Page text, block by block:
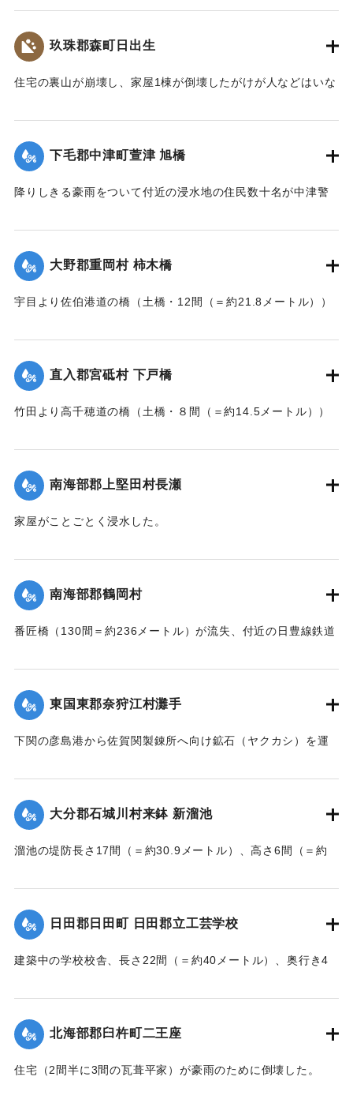
｜固有コード: 002680206
玖珠郡森町日出生
住宅の裏山が崩壊し、家屋1棟が倒壊したがけが人などはいな
｜固有コード: 002680198
下毛郡中津町萱津 旭橋
降りしきる豪雨をついて付近の浸水地の住民数十名が中津警
水は明治26年の水害に比べても割合が大きく、浸水家屋が
200戸に及んでいるのは要するに排水地である橋の上に不自然
な住宅を建築する許可を当局が出したためとして、その不当
と13日以来、住民の間で協議が進められてきたが、費用など
憤慨している。
大野郡重岡村 柿木橋
宇目より佐伯港道の橋（土橋・12間（＝約21.8メートル））
｜固有コード: 002680200
直入郡宮砥村 下戸橋
竹田より高千穂道の橋（土橋・８間（＝約14.5メートル））
｜固有コード: 002680201
南海部郡上堅田村長瀬
家屋がことごとく浸水した。
｜固有コード:
南海部郡鶴岡村
番匠橋（130間＝約236メートル）が流失、付近の日豊線鉄道
｜固有コード: 002680194
東国東郡奈狩江村灘手
下関の彦島港から佐賀関製錬所へ向け鉱石（ヤクカシ）を運
江村の漁業組合の2人が発見し、消防組と協力、現場へ決死者
7人選抜し現場へ急行させ、辛うじて救助した。
【出典：大分新聞 大正7年7月16日7面（15日夕刊）】
大分郡石城川村来鉢 新溜池
溜池の堤防長さ17間（＝約30.9メートル）、高さ6間（＝約
額は2000円の見込み。
【出典：大分新聞 大正7年7月16日7面（15日夕刊）】
｜固有コード: 002680196
日田郡日田町 日田郡立工芸学校
建築中の学校校舎、長さ22間（＝約40メートル）、奥行き4
校舎は6分方しか竣成しておらず、損害は軽微だった。
【出典：大分新聞 大正7年7月16日7面（15日夕刊）】
｜固有コード: 002680197
北海部郡臼杵町二王座
住宅（2間半に3間の瓦葺平家）が豪雨のために倒壊した。